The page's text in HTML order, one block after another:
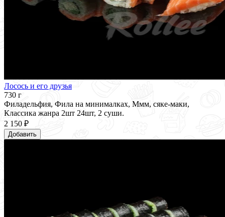
Лосось и его друзья
730 г
Филадельфия, Фила на минималках, Ммм, сяке-маки,
Классика жанра 2шт 24шт, 2 суши.
2 150 ₽
Добавить